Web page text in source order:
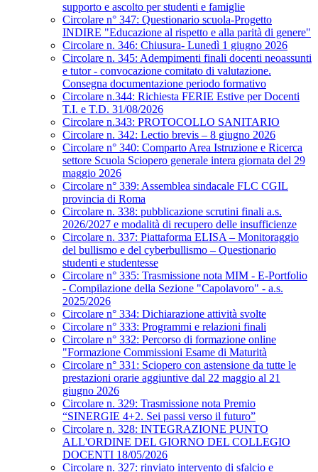
supporto e ascolto per studenti e famiglie
Circolare n° 347: Questionario scuola-Progetto
INDIRE "Educazione al rispetto e alla parità di genere"
Circolare n. 346: Chiusura- Lunedì 1 giugno 2026
Circolare n. 345: Adempimenti finali docenti neoassunti
e tutor - convocazione comitato di valutazione.
Consegna documentazione periodo formativo
Circolare n.344: Richiesta FERIE Estive per Docenti
T.I. e T.D. 31/08/2026
Circolare n.343: PROTOCOLLO SANITARIO
Circolare n. 342: Lectio brevis – 8 giugno 2026
Circolare n° 340: Comparto Area Istruzione e Ricerca
settore Scuola Sciopero generale intera giornata del 29
maggio 2026
Circolare n° 339: Assemblea sindacale FLC CGIL
provincia di Roma
Circolare n. 338: pubblicazione scrutini finali a.s.
2026/2027 e modalità di recupero delle insufficienze
Circolare n. 337: Piattaforma ELISA – Monitoraggio
del bullismo e del cyberbullismo – Questionario
studenti e studentesse
Circolare n° 335: Trasmissione nota MIM - E-Portfolio
- Compilazione della Sezione "Capolavoro" - a.s.
2025/2026
Circolare n° 334: Dichiarazione attività svolte
Circolare n° 333: Programmi e relazioni finali
Circolare n° 332: Percorso di formazione online
"Formazione Commissioni Esame di Maturità
Circolare n° 331: Sciopero con astensione da tutte le
prestazioni orarie aggiuntive dal 22 maggio al 21
giugno 2026
Circolare n. 329: Trasmissione nota Premio
“SINERGIE 4+2. Sei passi verso il futuro”
Circolare n. 328: INTEGRAZIONE PUNTO
ALL'ORDINE DEL GIORNO DEL COLLEGIO
DOCENTI 18/05/2026
Circolare n. 327: rinviato intervento di sfalcio e